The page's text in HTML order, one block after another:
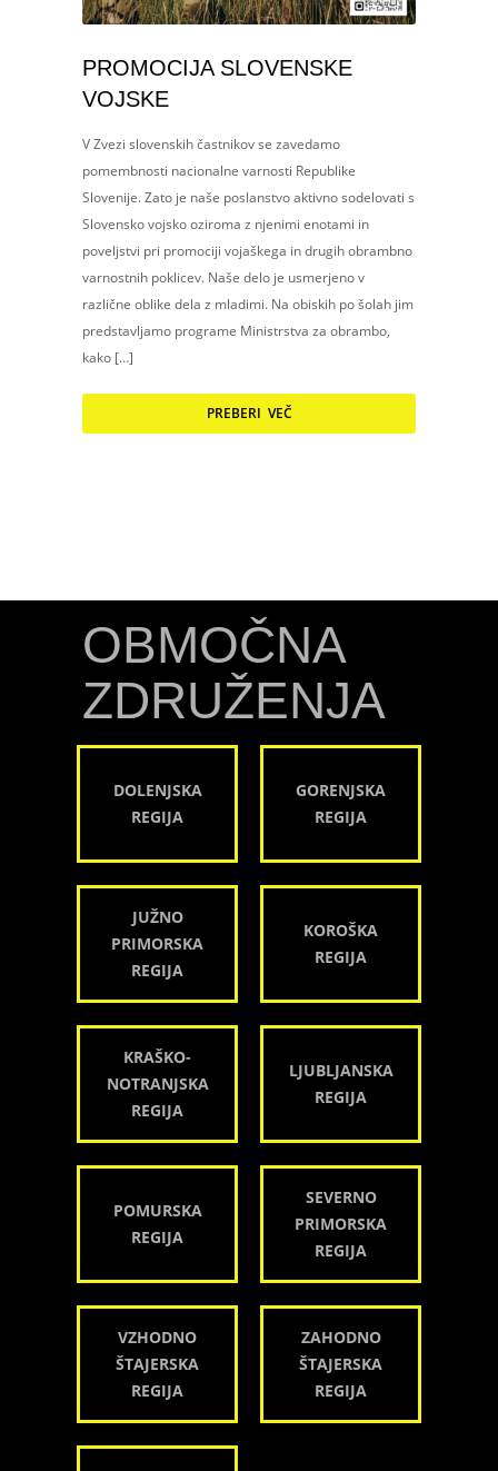
PROMOCIJA SLOVENSKE
VOJSKE
V Zvezi slovenskih častnikov se zavedamo
pomembnosti nacionalne varnosti Republike
Slovenije. Zato je naše poslanstvo aktivno sodelovati s
Slovensko vojsko oziroma z njenimi enotami in
poveljstvi pri promociji vojaškega in drugih obrambno
varnostnih poklicev. Naše delo je usmerjeno v
različne oblike dela z mladimi. Na obiskih po šolah jim
predstavljamo programe Ministrstva za obrambo,
kako […]
PREBERI VEČ
OBMOČNA
ZDRUŽENJA
DOLENJSKA
REGIJA
GORENJSKA
REGIJA
JUŽNO
PRIMORSKA
REGIJA
KOROŠKA
REGIJA
KRAŠKO-
NOTRANJSKA
REGIJA
LJUBLJANSKA
REGIJA
POMURSKA
REGIJA
SEVERNO
PRIMORSKA
REGIJA
VZHODNO
ŠTAJERSKA
REGIJA
ZAHODNO
ŠTAJERSKA
REGIJA